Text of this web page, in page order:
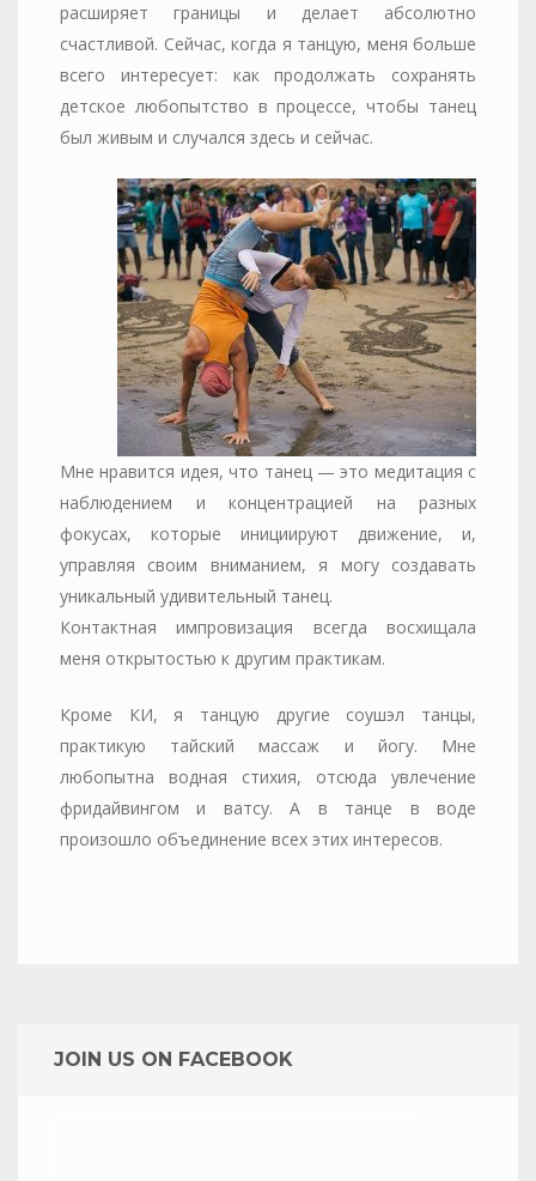
расширяет границы и делает абсолютно
счастливой. Сейчас, когда я танцую, меня больше
всего интересует: как продолжать сохранять
детское любопытство в процессе, чтобы танец
был живым и случался здесь и сейчас.
Мне нравится идея, что танец — это медитация с
наблюдением и концентрацией на разных
фокусах, которые инициируют движение, и,
управляя своим вниманием, я могу создавать
уникальный удивительный танец.
Контактная импровизация всегда восхищала
меня открытостью к другим практикам.
Кроме КИ, я танцую другие соушэл танцы,
практикую тайский массаж и йогу. Мне
любопытна водная стихия, отсюда увлечение
фридайвингом и ватсу. А в танце в воде
произошло объединение всех этих интересов.
JOIN US ON FACEBOOK